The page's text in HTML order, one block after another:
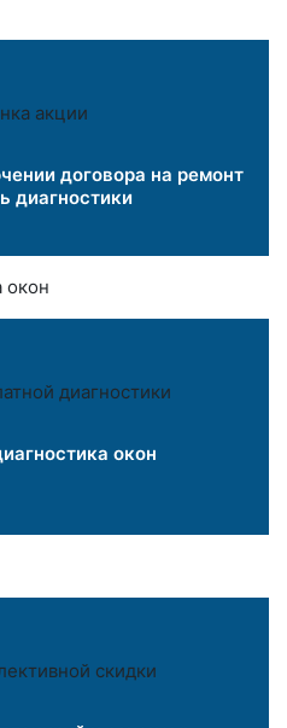
договора на ремонт
диагностики
окон